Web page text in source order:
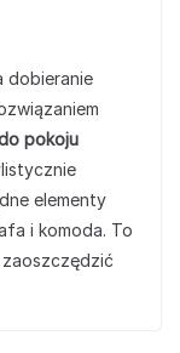
dobieranie
pokoju
elementy
i komoda. To